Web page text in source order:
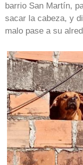
barrio San Martín,
sacar la cabeza, y
malo pase a su